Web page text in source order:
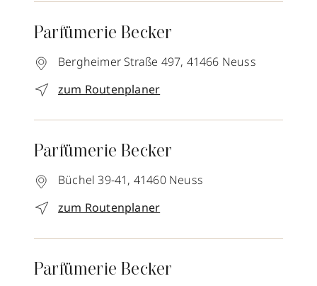
Parfümerie Becker
Bergheimer Straße 497, 41466 Neuss
zum Routenplaner
Parfümerie Becker
Büchel 39-41, 41460 Neuss
zum Routenplaner
Parfümerie Becker